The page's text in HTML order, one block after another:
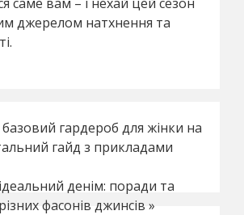
джерелом натхнення та
базовий гардероб для жінки на
гайд з прикладами
денім: поради та
фасонів джинсів »